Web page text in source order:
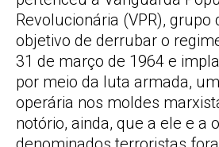
Revolucionária (VPR), grupo
objetivo de derrubar o
31 de março de 1964 e
por meio da luta armada,
operária nos moldes
notório, ainda, que a ele e a